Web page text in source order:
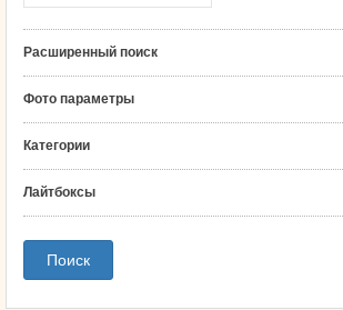
Расширенный поиск
Фото параметры
Категории
Лайтбоксы